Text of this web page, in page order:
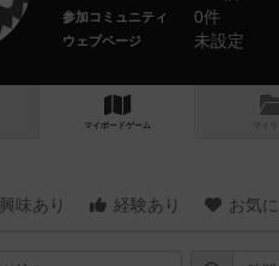
参加コミュニティ 0件
ウェブページ 未設定
マイボードゲーム マイリ
興味あり 経験あり お気